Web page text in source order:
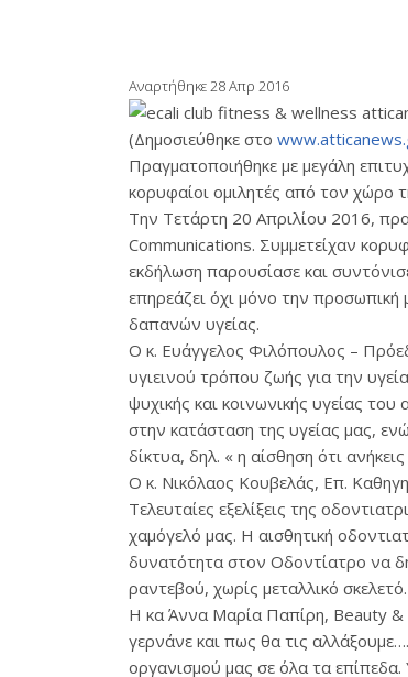
Αναρτήθηκε 28 Απρ 2016
(Δημοσιεύθηκε στο
Πραγματοποιήθηκε με μεγάλη
κορυφαίοι ομιλητές από τον χώρο
Την Τετάρτη 20 Απριλίου 2016,
Communications. Συμμετείχαν
εκδήλωση παρουσίασε και
επηρεάζει όχι μόνο την
δαπανών υγείας.
Ο κ. Ευάγγελος Φιλόπουλος –
υγιεινού τρόπου ζωής για την
ψυχικής και κοινωνικής υγείας
στην κατάσταση της υγείας μας,
δίκτυα, δηλ. « η αίσθηση ότι
Ο κ. Νικόλαος Κουβελάς, Επ.
Tελευταίες εξελίξεις της
χαμόγελό μας. Η αισθητική
δυνατότητα στον Οδοντίατρο να
ραντεβού, χωρίς μεταλλικό σκελετό.
Η κα Άννα Μαρία Παπίρη, Beauty &
γερνάνε και πως θα τις
οργανισμού μας σε όλα τα